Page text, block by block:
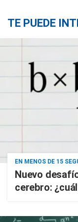
TE PUEDE
EN MENOS DE 15
Nuevo
cerebro: